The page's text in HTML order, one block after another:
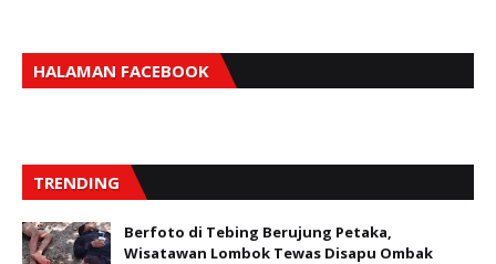
HALAMAN FACEBOOK
TRENDING
Berfoto di Tebing Berujung Petaka,
Wisatawan Lombok Tewas Disapu Ombak